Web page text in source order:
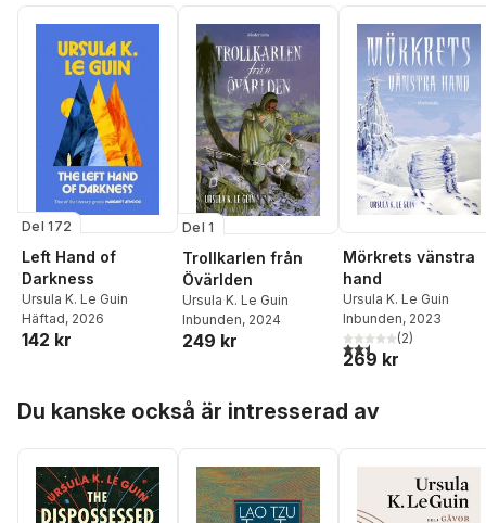
Del 172
Left Hand of
Darkness
Ursula K. Le Guin
Häftad, 2026
142 kr
Del 1
Trollkarlen från
Övärlden
Ursula K. Le Guin
Inbunden, 2024
249 kr
Mörkrets vänstra
hand
Ursula K. Le Guin
Inbunden, 2023
2,5utav 5 stjärnor.
(2)
269 kr
Du kanske också är intresserad av